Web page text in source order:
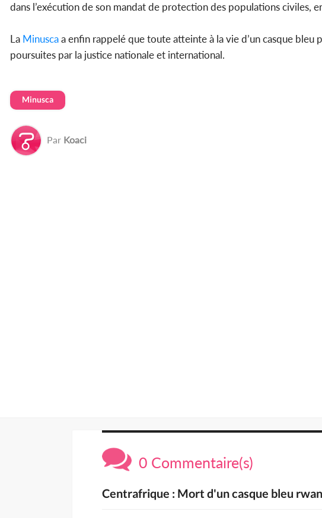
dans l’exécution de son mandat de protection des populations civiles,
La Minuscaa enfin rappelé que toute atteinte à la vie d’un casque
poursuites par la justice nationale et international.
Minusca
Par Koaci
0 Commentaire(s)
Centrafrique : Mort d'un casque bleu